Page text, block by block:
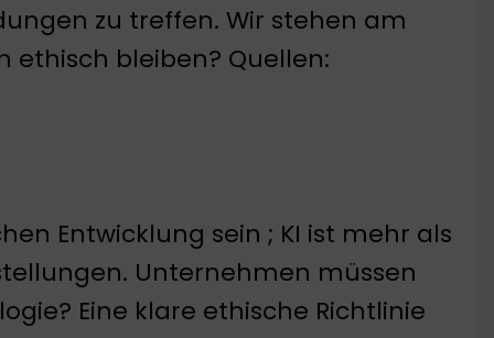
zu treffen. Wir stehen am
ethisch bleiben? Quellen:
Entwicklung sein ; KI ist mehr als
Unternehmen müssen
Eine klare ethische Richtlinie